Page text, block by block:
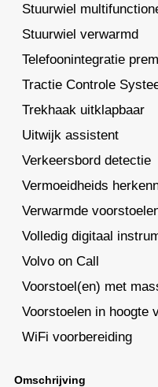
Stuurwiel
Stuurwiel verwarmd
Telefoonintegratie
Tractie Controle
Trekhaak uitklapbaar
Uitwijk assistent
Verkeersbord detectie
Vermoeidheids
Verwarmde
Volledig digitaal
Volvo on Call
Voorstoel(en) met
Voorstoelen in hoogte
WiFi voorbereiding
Omschrijving